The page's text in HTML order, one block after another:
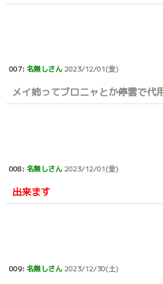
007: 名無しさん2023/12/01(金)
メイ姉ってブロニャとか停雲で代
008: 名無しさん2023/12/01(金)
出来ます
009: 名無しさん2023/12/30(土)